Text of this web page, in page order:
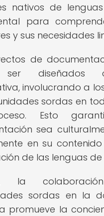
nativos de
para
y sus necesidades
de
ser diseñados
involucrando a
sordas en
Esto
sea
en su
de las lenguas de
la
sordas en la
promueve la